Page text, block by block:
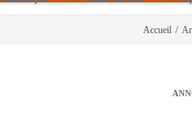
Accueil /